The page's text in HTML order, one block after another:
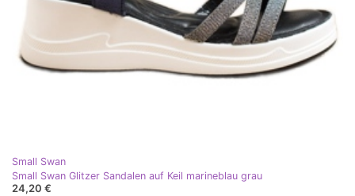
Small Swan
Small Swan Glitzer Sandalen auf Keil marineblau grau
24,20 €